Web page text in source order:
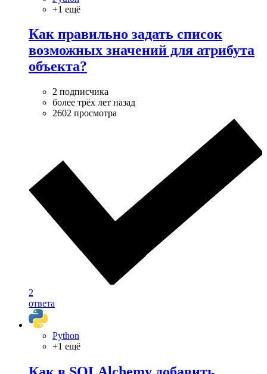
+1 ещё
Как правильно задать список
возможных значений для атрибута
объекта?
2 подписчика
более трёх лет назад
2602 просмотра
2
ответа
Python
+1 ещё